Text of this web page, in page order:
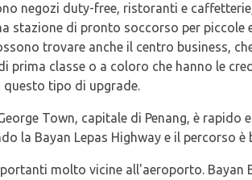
negozi duty-free, ristoranti e
stazione di pronto soccorso per piccole
trovare anche il centro business,
prima classe o a coloro che hanno le
tipo di upgrade.
Town, capitale di Penang, è
la Bayan Lepas Highway e il percorso
molto vicine all'aeroporto. Bayan